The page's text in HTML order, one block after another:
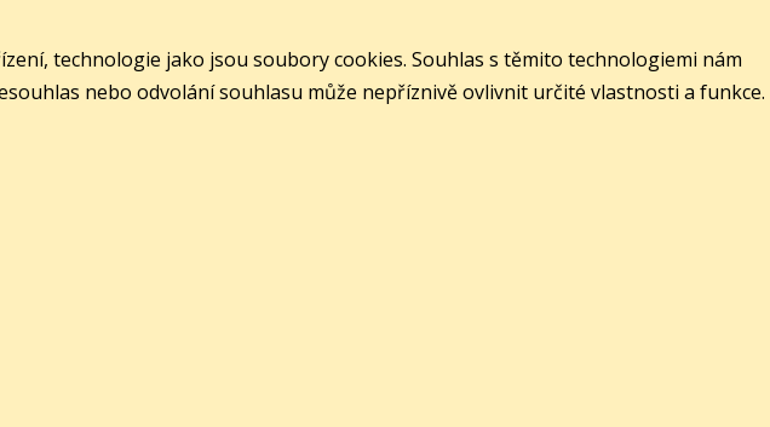
technologie jako jsou soubory cookies. Souhlas s těmito technologiemi nám
nebo odvolání souhlasu může nepříznivě ovlivnit určité vlastnosti a funkce.